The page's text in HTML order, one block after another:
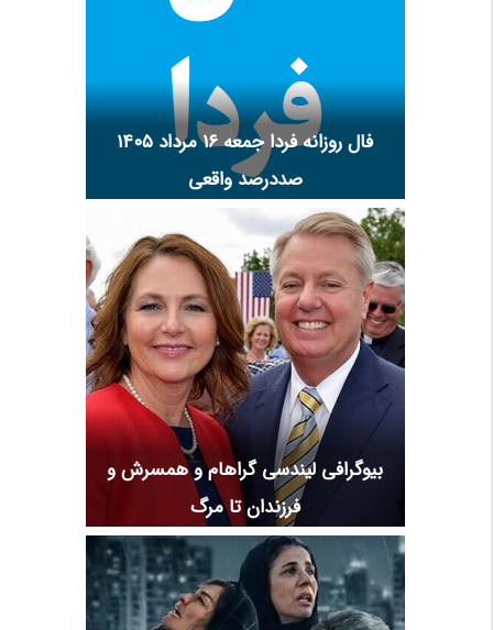
فال روزانه فردا جمعه ۱۶ مرداد ۱۴۰۵
صددرصد واقعی
بیوگرافی لیندسی گراهام و همسرش و
فرزندان تا مرگ